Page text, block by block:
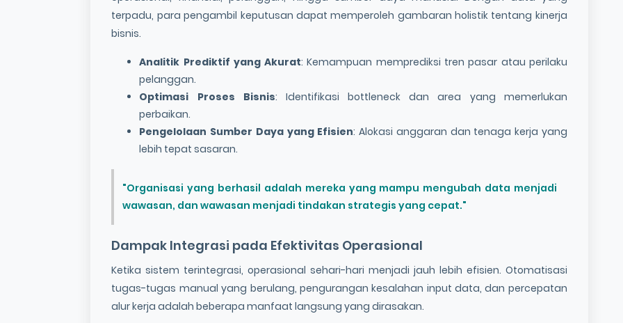
terpadu, para pengambil keputusan dapat memperoleh gambaran holistik tentang kinerja
bisnis.
Analitik Prediktif yang Akurat: Kemampuan memprediksi tren pasar atau perilaku
pelanggan.
Optimasi Proses Bisnis: Identifikasi bottleneck dan area yang memerlukan
perbaikan.
Pengelolaan Sumber Daya yang Efisien: Alokasi anggaran dan tenaga kerja yang
lebih tepat sasaran.
"Organisasi yang berhasil adalah mereka yang mampu mengubah data menjadi
wawasan, dan wawasan menjadi tindakan strategis yang cepat."
Dampak Integrasi pada Efektivitas Operasional
Ketika sistem terintegrasi, operasional sehari-hari menjadi jauh lebih efisien. Otomatisasi
tugas-tugas manual yang berulang, pengurangan kesalahan input data, dan percepatan
alur kerja adalah beberapa manfaat langsung yang dirasakan.